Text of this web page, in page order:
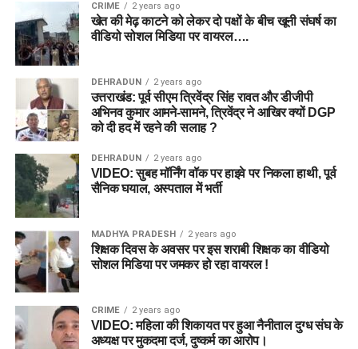
CRIME 2 years ago
खेत की मेढ़ काटने को लेकर दो पक्षों के बीच खूनी संघर्ष का
वीडियो सोशल मिडिया पर वायरल….
DEHRADUN 2 years ago
उत्तराखंड: पूर्व सीएम त्रिवेंद्र सिंह रावत और डीजीपी
अभिनव कुमार आमने-सामने, त्रिवेंद्र ने आखिर क्यों DGP
को दी हद में रहने की सलाह ?
DEHRADUN 2 years ago
VIDEO: सुबह मॉर्निंग वॉक पर हाइवे पर निकला हाथी, पूर्व
सैनिक घयाल, अस्पताल में भर्ती
MADHYA PRADESH 2 years ago
शिक्षक दिवस के अवसर पर इस शराबी शिक्षक का वीडियो
सोशल मिडिया पर जमकर हो रहा वायरल !
CRIME 2 years ago
VIDEO: महिला की शिकायत पर हुआ नैनीताल दुग्ध संघ के
अध्यक्ष पर मुकदमा दर्ज, दुष्कर्म का आरोप।